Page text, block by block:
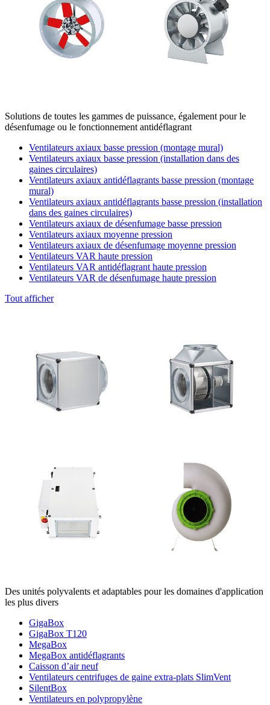
Solutions de toutes les gammes de puissance, également pour le
désenfumage ou le fonctionnement antidéflagrant
Ventilateurs axiaux basse pression (montage mural)
Ventilateurs axiaux basse pression (installation dans des
gaines circulaires)
Ventilateurs axiaux antidéflagrants basse pression (montage
mural)
Ventilateurs axiaux antidéflagrants basse pression (installation
dans des gaines circulaires)
Ventilateurs axiaux de désenfumage basse pression
Ventilateurs axiaux moyenne pression
Ventilateurs axiaux de désenfumage moyenne pression
Ventilateurs VAR haute pression
Ventilateurs VAR antidéflagrant haute pression
Ventilateurs VAR de désenfumage haute pression
Tout afficher
Des unités polyvalents et adaptables pour les domaines d'application
les plus divers
GigaBox
GigaBox T120
MegaBox
MegaBox antidéflagrants
Caisson d’air neuf
Ventilateurs centrifuges de gaine extra-plats SlimVent
SilentBox
Ventilateurs en polypropylène